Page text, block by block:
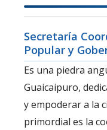
Secretaría
Popular y
Es una piedra
Guaicaipuro,
y empoderar a la
primordial es la